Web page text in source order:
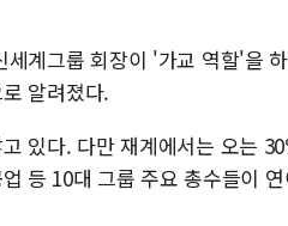
계그룹 회장이 '가교 역할'을
알려졌다.
있다. 다만 재계에서는 오는
등 10대 그룹 주요 총수들이